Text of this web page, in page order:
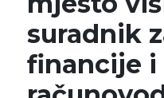
suradnik
financije i